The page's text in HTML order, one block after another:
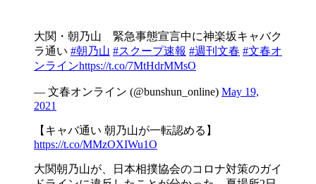
大関・朝乃山 緊急事態宣言中に神楽坂キャバク
ラ通い #朝乃山 #スクープ速報 #週刊文春 #文春オ
ンラインhttps://t.co/7MtHdrMMsO
— 文春オンライン (@bunshun_online) May 19,
2021
【キャバ通い 朝乃山が一転認める】
https://t.co/MMzOXIWu1O
大関朝乃山が、日本相撲協会のコロナ対策のガイ